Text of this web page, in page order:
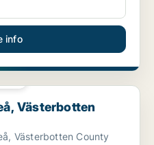
info
County
leje i Skellefteå, Västerbotten County